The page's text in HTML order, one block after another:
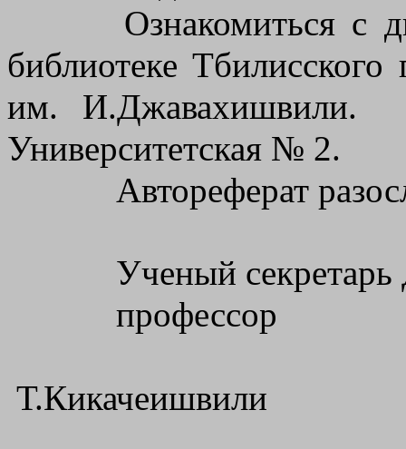
Ознакомиться с
библиотеке Тбилисского
им. И.Джавахишвили.
Университетская № 2.
Автореферат
Ученый секретарь
профессор
Т.Кикачеишвили